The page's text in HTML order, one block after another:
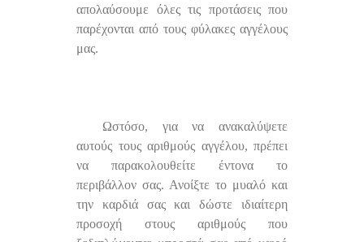
απολαύσουμε όλες τις προτάσεις που
παρέχονται από τους φύλακες αγγέλους
μας.
Ωστόσο, για να ανακαλύψετε
αυτούς τους αριθμούς αγγέλου, πρέπει
να παρακολουθείτε έντονα το
περιβάλλον σας. Ανοίξτε το μυαλό και
την καρδιά σας και δώστε ιδιαίτερη
προσοχή στους αριθμούς που